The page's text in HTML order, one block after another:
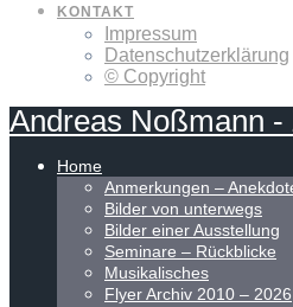
KONTAKT
Impressum
Datenschutzerklärung
© Copyright
Andreas Noßmann -
Home
Anmerkungen –
Bilder von unterwegs
Bilder einer Ausstellung
Seminare – Rückblicke
Musikalisches
Flyer Archiv 2010 – 2026